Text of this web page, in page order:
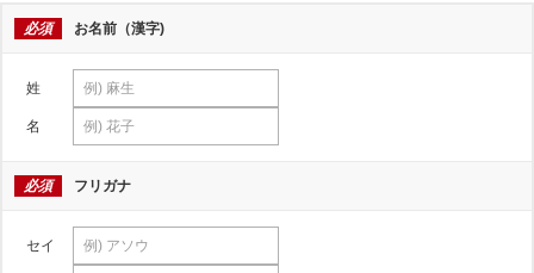
必須 お名前（漢字)
姓
名
必須 フリガナ
セイ